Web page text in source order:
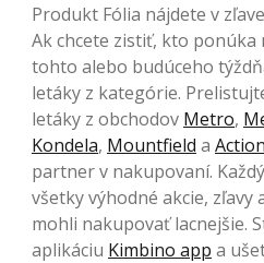
Produkt Fólia nájdete v
Ak chcete zistiť, kto ponúka
tohto alebo budúceho
letáky z kategórie.
letáky z obchodov Metro,
Kondela, Mountfield a Action
partner v nakupovaní.
všetky výhodné akcie, zľavy
mohli nakupovať lacnejšie.
aplikáciu Kimbino app a